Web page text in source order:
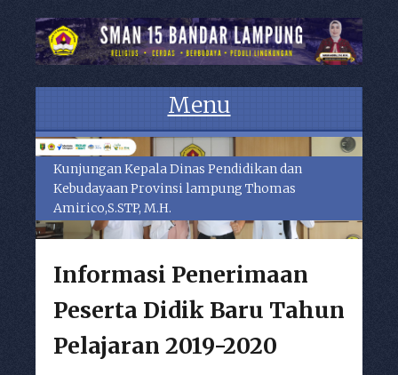
Menu
Skip to content
Kunjungan Kepala Dinas Pendidikan dan
Kebudayaan Provinsi lampung Thomas
Amirico,S.STP, M.H.
Informasi Penerimaan
Peserta Didik Baru Tahun
Pelajaran 2019-2020